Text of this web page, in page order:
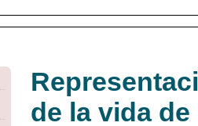
de la vida